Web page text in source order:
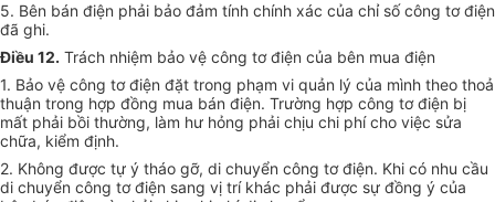
5. Bên bán điện phải bảo đảm tính chính xác của chỉ số công tơ điện
đã ghi.
Điều 12. Trách nhiệm bảo vệ công tơ điện của bên mua điện
1. Bảo vệ công tơ điện đặt trong phạm vi quản lý của mình theo thoả
thuận trong hợp đồng mua bán điện. Trường hợp công tơ điện bị
mất phải bồi thường, làm hư hỏng phải chịu chi phí cho việc sửa
chữa, kiểm định.
2. Không được tự ý tháo gỡ, di chuyển công tơ điện. Khi có nhu cầu
di chuyển công tơ điện sang vị trí khác phải được sự đồng ý của